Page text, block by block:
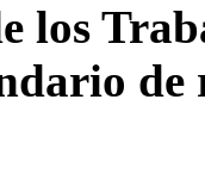
los